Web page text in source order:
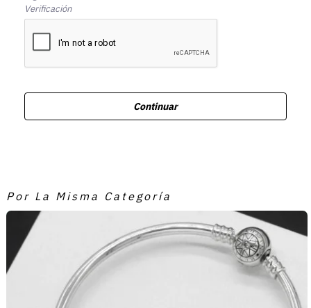
Verificación
Continuar
Por La Misma Categoría